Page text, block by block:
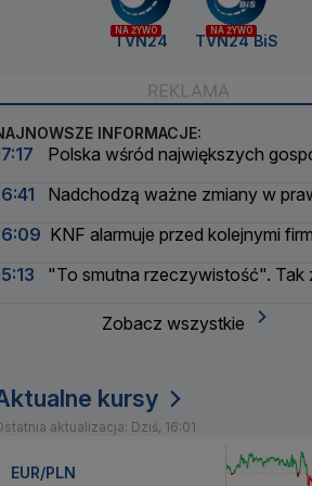
NA ŻYWO
TVN24
NA ŻYWO
TVN24 BiS
INFORMACJE:
Polska wśród największych
Nadchodzą ważne zmiany w
KNF alarmuje przed kolejnymi
"To smutna rzeczywistość". Tak
Zobacz wszystkie
kursy
aktualizacja: Dziś, 16:01
EUR/PLN